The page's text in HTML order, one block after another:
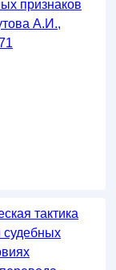
признаков
А.И.,
тактика
судебных